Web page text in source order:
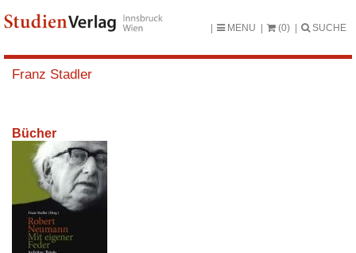
MENU (0) SUCHE
Franz Stadler
Bücher